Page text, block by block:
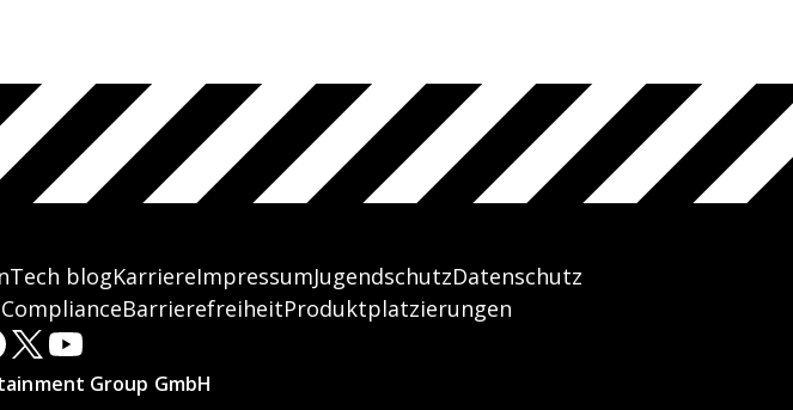
Tech blogKarriereImpressumJugendschutzDatenschutz
ComplianceBarrierefreiheitProduktplatzierungen
Group GmbH